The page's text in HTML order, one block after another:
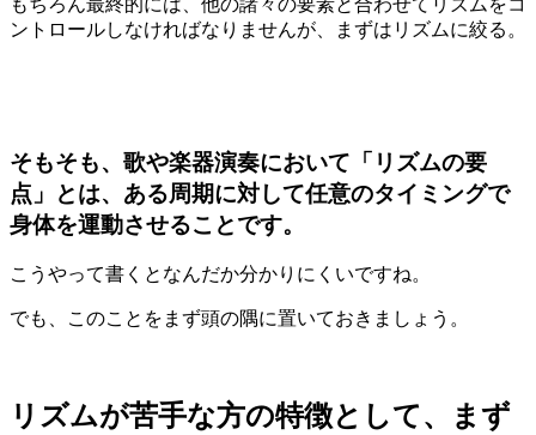
もちろん最終的には、他の諸々の要素と合わせてリズムをコ
ントロールしなければなりませんが、まずはリズムに絞る。
そもそも、歌や楽器演奏において「リズムの要
点」とは、ある周期に対して任意のタイミングで
身体を運動させることです。
こうやって書くとなんだか分かりにくいですね。
でも、このことをまず頭の隅に置いておきましょう。
リズムが苦手な方の特徴として、まず